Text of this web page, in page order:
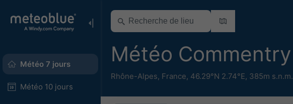
Météo 7 jours
Météo 10 jours
Météo Commentry
Rhône-Alpes, France, 46.29°N 2.74°E, 385m s.n.m.